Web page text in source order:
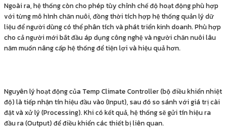
Ngoài ra, hệ thống còn cho phép tùy chỉnh chế độ hoạt động phù hợp
với từng mô hình chăn nuôi, đồng thời tích hợp hệ thống quản lý dữ
liệu để người dùng có thể phân tích và phát triển kinh doanh. Phù hợp
cho cả người mới bắt đầu áp dụng công nghệ và người chăn nuôi lâu
năm muốn nâng cấp hệ thống để tiện lợi và hiệu quả hơn.
Nguyên lý hoạt động của Temp Climate Controller (bộ điều khiển nhiệt
độ) là tiếp nhận tín hiệu đầu vào (Input), sau đó so sánh với giá trị cài
đặt và xử lý (Processing). Khi có kết quả, hệ thống sẽ gửi tín hiệu ra
đầu ra (Output) để điều khiển các thiết bị liên quan.